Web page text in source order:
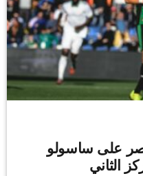
على ساسولو
الثاني